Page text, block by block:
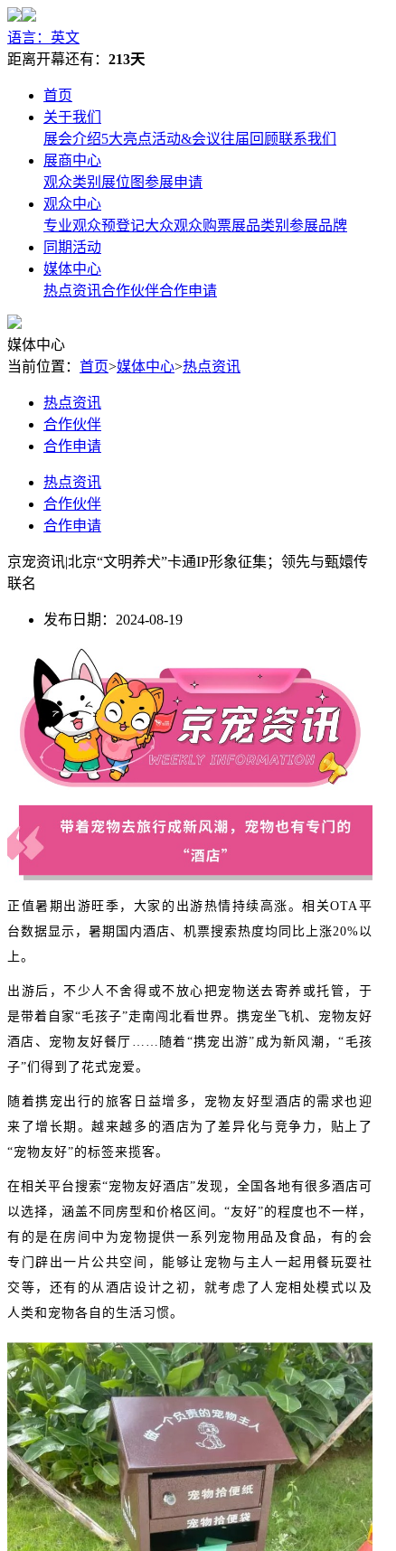
语言：英文
距离开幕还有： 213天
首页
关于我们
展会介绍5大亮点活动&会议往届回顾联系我们
展商中心
观众类别 展位图参展申请
观众中心
专业观众预登记大众观众购票展品类别 参展品牌
同期活动
媒体中心
热点资讯合作伙伴合作申请
媒体中心
当前位置： 首页>媒体中心>热点资讯
热点资讯
合作伙伴
合作申请
热点资讯
合作伙伴
合作申请
京宠资讯|北京“文明养犬”卡通IP形象征集；领先与甄嬛传
联名
发布日期：2024-08-19
正值暑期出游旺季，大家的出游热情持续高涨。相关OTA平
台数据显示，暑期国内酒店、机票搜索热度均同比上涨20%以
上。
出游后，不少人不舍得或不放心把宠物送去寄养或托管，于
是带着自家“毛孩子”走南闯北看世界。携宠坐飞机、宠物友好
酒店、宠物友好餐厅……随着“携宠出游”成为新风潮，“毛孩
子”们得到了花式宠爱。
随着携宠出行的旅客日益增多，宠物友好型酒店的需求也迎
来了增长期。越来越多的酒店为了差异化与竞争力，贴上了
“宠物友好”的标签来揽客。
在相关平台搜索“宠物友好酒店”发现，全国各地有很多酒店可
以选择，涵盖不同房型和价格区间。“友好”的程度也不一样，
有的是在房间中为宠物提供一系列宠物用品及食品，有的会
专门辟出一片公共空间，能够让宠物与主人一起用餐玩耍社
交等，还有的从酒店设计之初，就考虑了人宠相处模式以及
人类和宠物各自的生活习惯。